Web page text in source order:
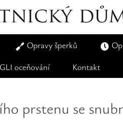
Opravy šperků
GLI oceňování
Kontakt
prstenu se